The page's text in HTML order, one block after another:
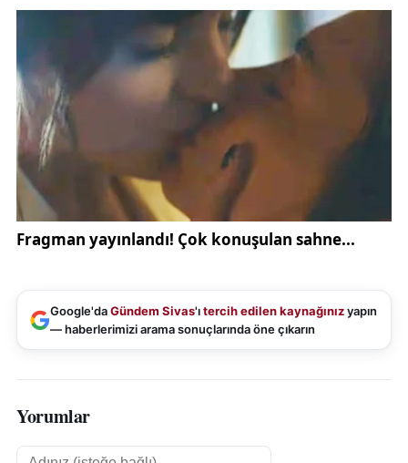
Google'daGündem Sivas'ıtercih edilen kaynağınızyapın
— haberlerimizi arama sonuçlarında öne çıkarın
Yorumlar